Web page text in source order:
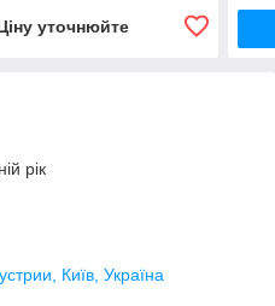
уточнюйте
рік
Київ, Україна